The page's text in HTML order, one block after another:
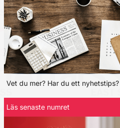
Vet du mer? Har du ett
Läs senaste numret